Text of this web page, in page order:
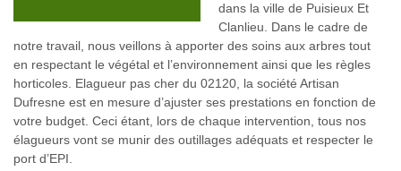
dans la ville de Puisieux Et
Clanlieu. Dans le cadre de
notre travail, nous veillons à apporter des soins aux arbres tout
en respectant le végétal et l’environnement ainsi que les règles
horticoles. Elagueur pas cher du 02120, la société Artisan
Dufresne est en mesure d’ajuster ses prestations en fonction de
votre budget. Ceci étant, lors de chaque intervention, tous nos
élagueurs vont se munir des outillages adéquats et respecter le
port d’EPI.